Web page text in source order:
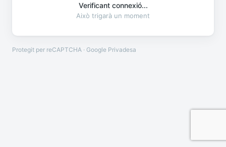
Verificant connexió...
Això trigarà un moment
Protegit per reCAPTCHA · Google Privadesa